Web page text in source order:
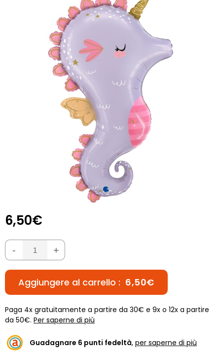
6,50€
- +
Aggiungere al carrello : 6,50€
Paga 4x gratuitamente a partire da 30€ e 9x o 12x a partire
da 50€. Per saperne di più
Guadagnare 6 punti fedeltà, per saperne di più